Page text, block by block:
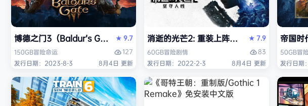
博德之门3（Baldur’s Gate 3）免安装中文版
★ 9.7
150GB冒险命运
127
发行日期：2023-8-3
8月4日 更新
消逝的光芒2: 重装上阵版（Dying Light 2
★ 7.9
60GB冒险剧情
83
发行日期：2022-2-3
8月4日 更新
帝国
50GB冒
发行日期